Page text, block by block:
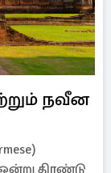
நவீன
திரண்டு